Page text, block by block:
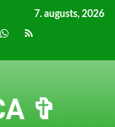
7. augusts, 2026
whatsapp
RSS
✞